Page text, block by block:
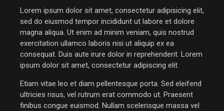
Lorem ipsum dolor sit amet, consectetur adipisicing elit,
sed do eiusmod tempor incididunt ut labore et dolore
magna aliqua. Ut enim ad minim veniam, quis nostrud
exercitation ullamco laboris nisi ut aliquip ex ea
consequat. Duis aute irure dolor in reprehenderit. Lorem
ipsum dolor sit amet, consectetur adipiscing elit.
Etiam vitae leo et diam pellentesque porta. Sed eleifend
ultricies risus, vel rutrum erat commodo ut. Praesent
finibus congue euismod. Nullam scelerisque massa vel